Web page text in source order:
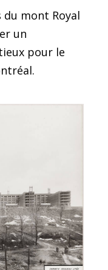
mont Royal
un
pour le